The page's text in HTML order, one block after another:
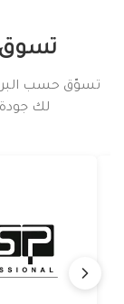
تسوق
تسوّق حسب
لك